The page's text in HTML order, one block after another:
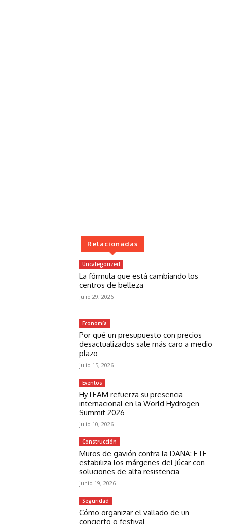
Relacionadas
Uncategorized
La fórmula que está cambiando los
centros de belleza
julio 29, 2026
Economía
Por qué un presupuesto con precios
desactualizados sale más caro a medio
plazo
julio 15, 2026
Eventos
HyTEAM refuerza su presencia
internacional en la World Hydrogen
Summit 2026
julio 10, 2026
Construcción
Muros de gavión contra la DANA: ETF
estabiliza los márgenes del Júcar con
soluciones de alta resistencia
junio 19, 2026
Seguridad
Cómo organizar el vallado de un
concierto o festival